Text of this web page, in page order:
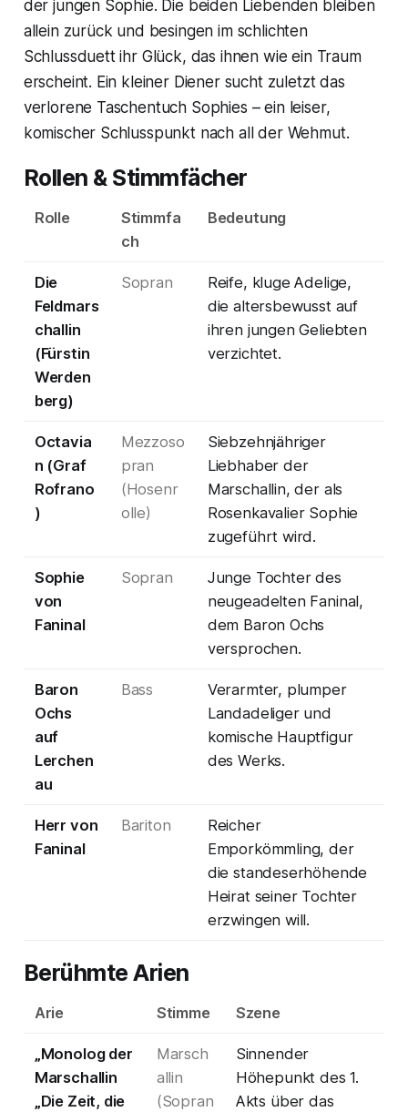
der jungen Sophie. Die beiden Liebenden bleiben
allein zurück und besingen im schlichten
Schlussduett ihr Glück, das ihnen wie ein Traum
erscheint. Ein kleiner Diener sucht zuletzt das
verlorene Taschentuch Sophies – ein leiser,
komischer Schlusspunkt nach all der Wehmut.
Rollen & Stimmfächer
Rolle
Stimmfa
ch
Bedeutung
Die
Feldmars
challin
(Fürstin
Werden
berg)
Sopran
Reife, kluge Adelige,
die altersbewusst auf
ihren jungen Geliebten
verzichtet.
Octavia
n (Graf
Rofrano
)
Mezzoso
pran
(Hosenr
olle)
Siebzehnjähriger
Liebhaber der
Marschallin, der als
Rosenkavalier Sophie
zugeführt wird.
Sophie
von
Faninal
Sopran
Junge Tochter des
neugeadelten Faninal,
dem Baron Ochs
versprochen.
Baron
Ochs
auf
Lerchen
au
Bass
Verarmter, plumper
Landadeliger und
komische Hauptfigur
des Werks.
Herr von
Faninal
Bariton
Reicher
Emporkömmling, der
die standeserhöhende
Heirat seiner Tochter
erzwingen will.
Berühmte Arien
Arie Stimme Szene
„Monolog der
Marschallin
„Die Zeit, die
Marsch
allin
(Sopran
Sinnender
Höhepunkt des 1.
Akts über das